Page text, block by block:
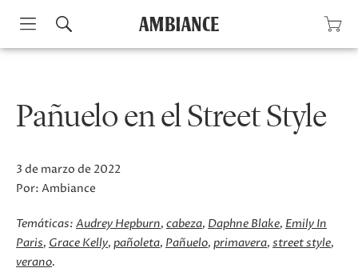
Skip
Pañuelo en el Street Style
3 de marzo de 2022
Por: Ambiance
Temáticas: Audrey Hepburn cabeza Daphne Blake Emily In
Paris Grace Kelly pañoleta Pañuelo primavera street style
verano